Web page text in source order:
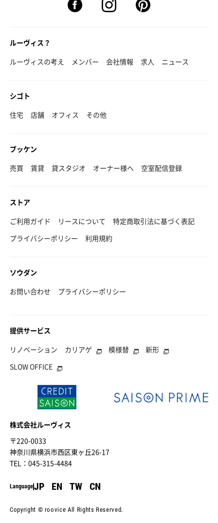
ルーヴィス？
ルーヴィスの考え
メンバー 会社情報 求人 ニュース
シゴト
住宅
店舗 オフィス その他
ブッケン
売買
賃貸 貸スタジオ オーナー様へ 空室配信登録
ストア
ご利用ガイド
リースについて
特定商取引法に基づく表記
プライバシーポリシー
利用規約
ソウダン
お問い合わせ
プライバシーポリシー
提供サービス
リノベーション
カリアゲ 模様替
新形
SLOW OFFICE
株式会社ルーヴィス
〒220-0033
神奈川県横浜市西区東ヶ丘26-17
TEL：045-315-4484
LanguageJP EN TW CN
Copyright © roovice All Rights Reserved.